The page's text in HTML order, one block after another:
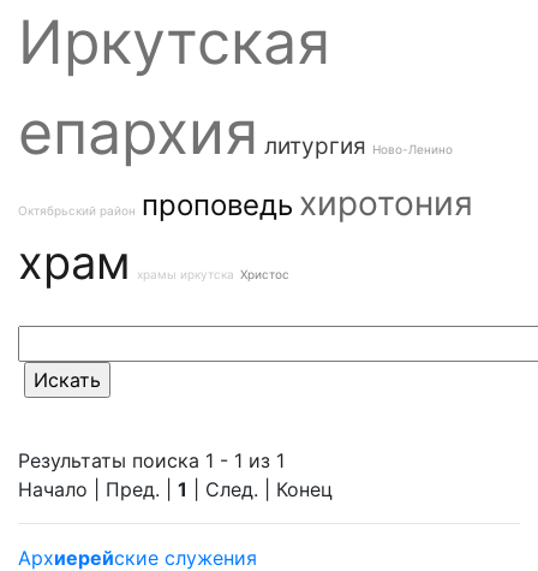
Иркутская
епархия литургия Ново-Ленино
Октябрьский район проповедь хиротония
храм храмы иркутска Христос
Результаты поиска 1 - 1 из 1
Начало | Пред. | 1 | След. | Конец
Архиерейские служения